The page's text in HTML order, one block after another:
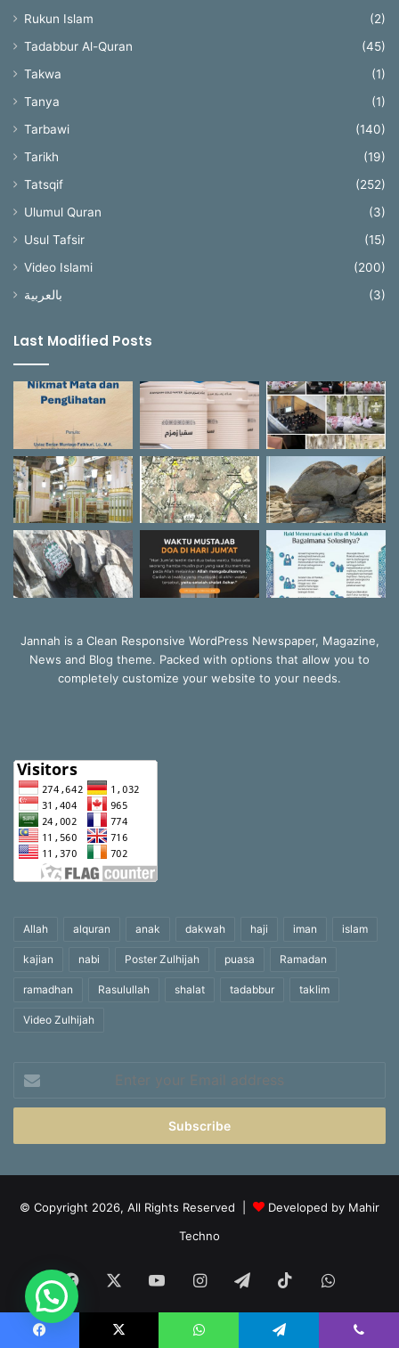
Rukun Islam
(2)
Tadabbur Al-Quran
(45)
Takwa
(1)
Tanya
(1)
Tarbawi
(140)
Tarikh
(19)
Tatsqif
(252)
Ulumul Quran
(3)
Usul Tafsir
(15)
Video Islami
(200)
بالعربية
(3)
Last Modified Posts
Jannah is a Clean Responsive WordPress Newspaper, Magazine,
News and Blog theme. Packed with options that allow you to
completely customize your website to your needs.
Allah alquran anak dakwah haji iman islam
kajian nabi Poster Zulhijah puasa Ramadan
ramadhan Rasulullah shalat tadabbur taklim
Video Zulhijah
your
Email
© Copyright 2026, All Rights Reserved |
Developed by Mahir
Techno
Facebook YouTubeInstagramTelegramTikTok